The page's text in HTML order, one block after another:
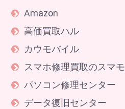
Amazon
高価買取ハル
カウモバイル
スマホ修理買取のスマモ
パソコン修理センター
データ復旧センター